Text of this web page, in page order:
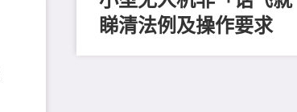
睇清法例及操作要求